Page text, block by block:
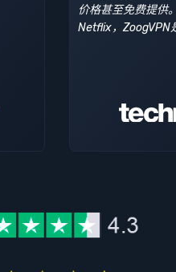
价格甚至免费提供
Netflix，ZoogVPN